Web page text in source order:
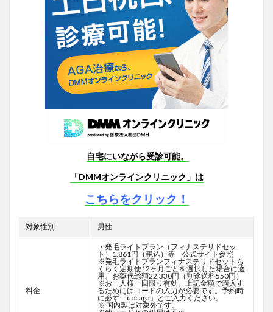
自宅にいながら受診可能。
「DMMオンラインクリニック」は
こちらをクリック！
対象性別 男性
料金
・発毛ライトプラン（フィナステリドセッ
ト）1,861円（税込）等 公式サイト参照
※発毛ライトプランフィナステリドセットら
くらく定期便12ヶ月ごとを選択した場合に適
用。お薬代総額22,330円（別途送料550円）
※お一人様一回限り有効。上記金額で購入す
るためにはコードの入力が必要です。予約時
に必ず「docaga」とご入力ください。
※ 国内製は対象外です。